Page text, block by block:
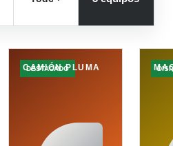
DESTACADO
CAMIÓN PLUMA